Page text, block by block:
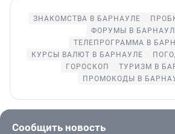
ЗНАКОМСТВА В БАРНАУЛЕ
ФОРУМЫ В
ТЕЛЕПРОГРАММА В
КУРСЫ ВАЛЮТ В БАРНАУЛЕ
ГОРОСКОП
ТУРИЗМ В
ПРОМОКОДЫ В
Сообщить новость